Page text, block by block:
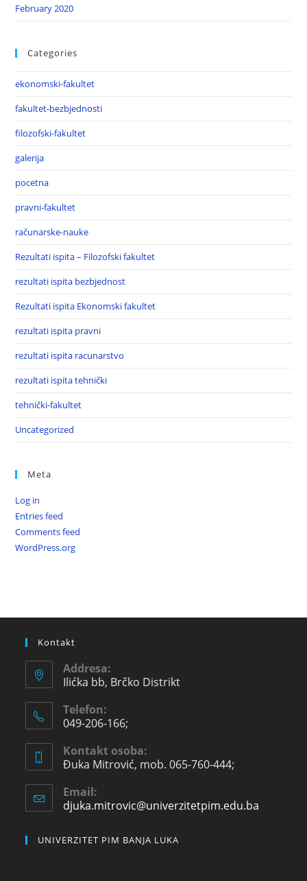
February 2020
Categories
ekonomski-fakultet
fakultet-bezbjednosti
filozofski-fakultet
galerija
pocetna
pravni-fakultet
računarske-nauke
Rezultati ispita – Filozofski fakultet
rezultati ispita bezbjednost
Rezultati ispita Ekonomski fakultet
rezultati ispita pravni
rezultati ispita racunarstvo
rezultati ispita tehnički
tehnički-fakultet
Uncategorized
Meta
Log in
Entries feed
Comments feed
WordPress.org
Kontakt
Addresa:
Ilićka bb, Brčko Distrikt
Telefon:
049-206-166;
Kontakt osoba:
Đuka Mitrović, mob. 065-760-444;
Email:
djuka.mitrovic@univerzitetpim.edu.ba
UNIVERZITET PIM BANJA LUKA